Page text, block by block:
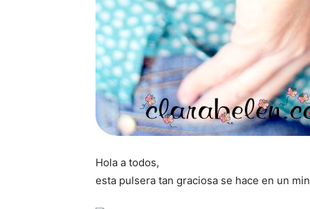
Hola a todos,
esta pulsera tan graciosa se hace en un